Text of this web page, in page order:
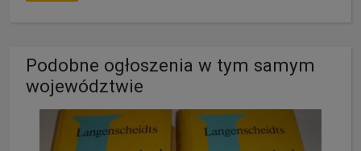
Podobne ogłoszenia w tym samym
województwie